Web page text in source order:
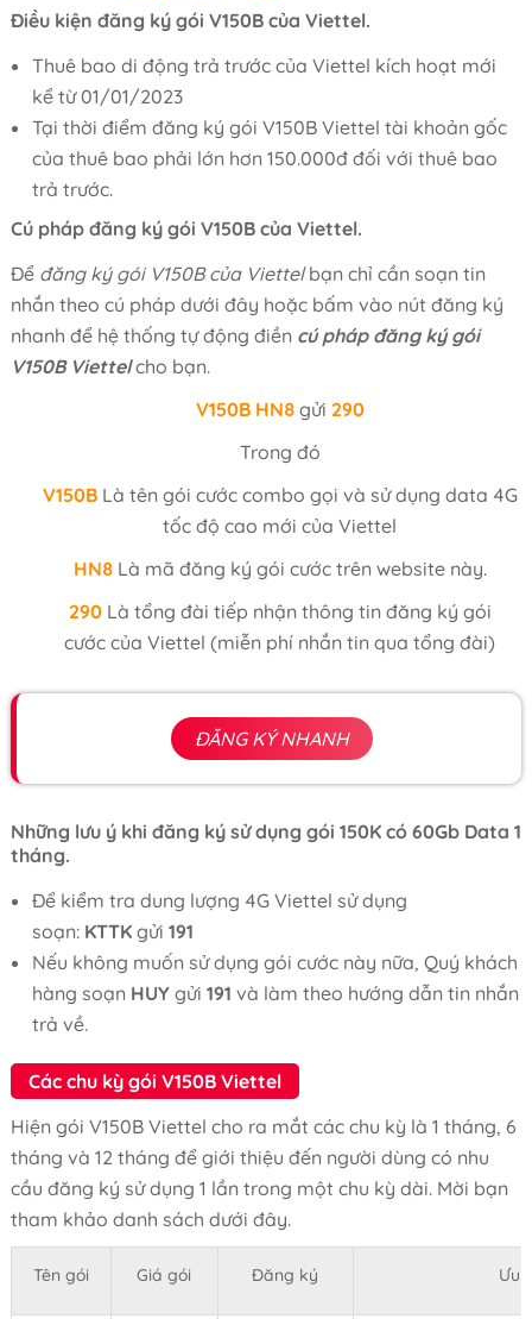
Điều kiện đăng ký gói V150B của Viettel.
Thuê bao di động trả trước của Viettel kích hoạt mới
kể từ 01/01/2023
Tại thời điểm đăng ký gói V150B Viettel tài khoản gốc
của thuê bao phải lớn hơn 150.000đ đối với thuê bao
trả trước.
Cú pháp đăng ký gói V150B của Viettel.
Để đăng ký gói V150B của Viettelbạn chỉ cần soạn tin
nhắn theo cú pháp dưới đây hoặc bấm vào nút đăng ký
nhanh để hệ thống tự động điền cú pháp đăng ký gói
V150B Viettelcho bạn.
V150B HN8gửi 290
Trong đó
V150B Là tên gói cước combo gọi và sử dụng data 4G
tốc độ cao mới của Viettel
HN8 Là mã đăng ký gói cước trên website này.
290Là tổng đài tiếp nhận thông tin đăng ký gói
cước của Viettel (miễn phí nhắn tin qua tổng đài)
ĐĂNG KÝ NHANH
Những lưu ý khi đăng ký sử dụng gói 150K có 60Gb Data 1
tháng.
Để kiểm tra dung lượng 4G Viettel sử dụng
soạn: KTTK gửi 191
Nếu không muốn sử dụng gói cước này nữa, Quý khách
hàng soạn HUY gửi 191 và làm theo hướng dẫn tin nhắn
trả về.
Các chu kỳ gói V150B Viettel
Hiện gói V150B Viettel cho ra mắt các chu kỳ là 1 tháng, 6
tháng và 12 tháng để giới thiệu đến người dùng có nhu
cầu đăng ký sử dụng 1 lần trong một chu kỳ dài. Mời bạn
tham khảo danh sách dưới đây.
Tên gói Giá gói Đăng ký Ưu